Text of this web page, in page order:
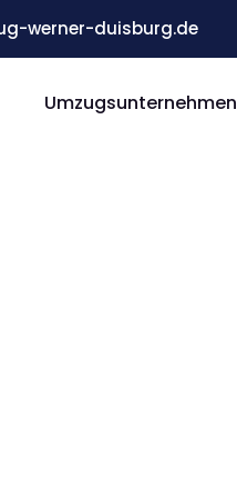
werner-duisburg.de
Umzugsunternehmen